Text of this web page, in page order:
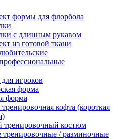
формы для флорбола
с длинным рукавом
из готовой ткани
игроков
форма
форма
тренировочная кофта (короткая
тренировочный костюм
тренировочные / разминочные